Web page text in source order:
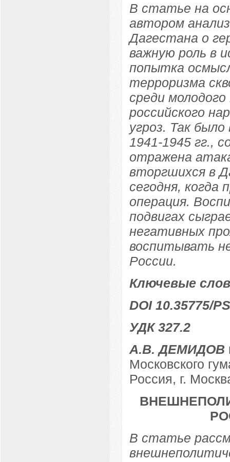
В статье на
автором
Дагестана о
важную роль в
попытка
терроризма
среди
российского
угроз. Так
1941-1945 гг.,
отражена
вторгшихся в
сегодня, когда
операция.
подвигах
негативных
воспитывать
России.
Ключевые
DOI 10.35775/
УДК 327.2
А.В. ДЕМИДОВ
Московского
Россия, г.
В статье